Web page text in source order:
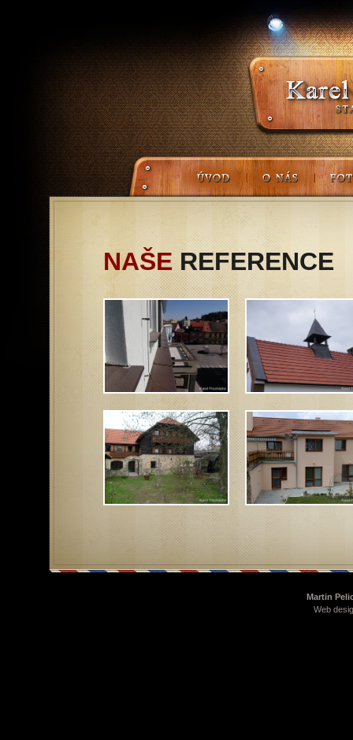
NAŠE REFERENCE
Martin
Web